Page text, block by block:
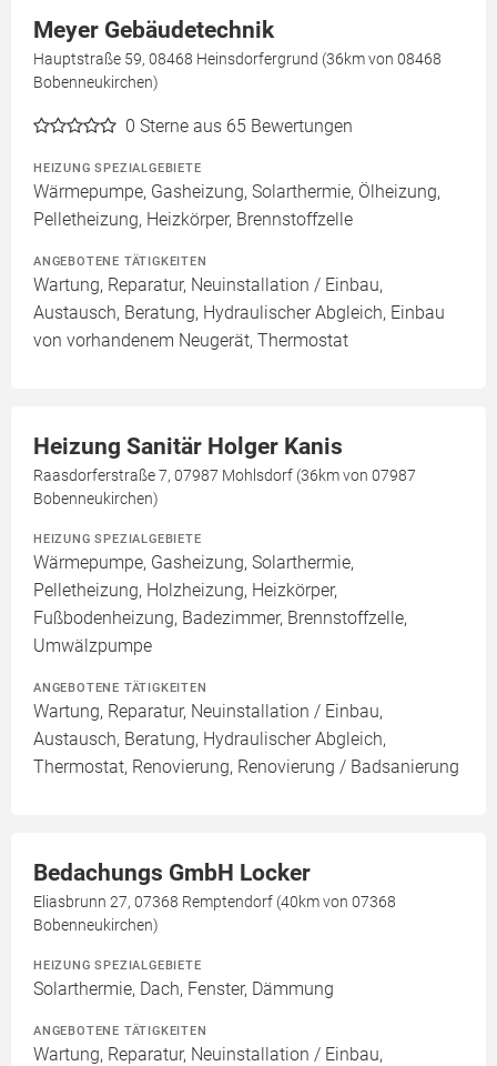
Meyer Gebäudetechnik
Hauptstraße 59, 08468 Heinsdorfergrund (36km von 08468
Bobenneukirchen)
0 Sterne aus 65 Bewertungen
HEIZUNG SPEZIALGEBIETE
Wärmepumpe, Gasheizung, Solarthermie, Ölheizung,
Pelletheizung, Heizkörper, Brennstoffzelle
ANGEBOTENE TÄTIGKEITEN
Wartung, Reparatur, Neuinstallation / Einbau,
Austausch, Beratung, Hydraulischer Abgleich, Einbau
von vorhandenem Neugerät, Thermostat
Heizung Sanitär Holger Kanis
Raasdorferstraße 7, 07987 Mohlsdorf (36km von 07987
Bobenneukirchen)
HEIZUNG SPEZIALGEBIETE
Wärmepumpe, Gasheizung, Solarthermie,
Pelletheizung, Holzheizung, Heizkörper,
Fußbodenheizung, Badezimmer, Brennstoffzelle,
Umwälzpumpe
ANGEBOTENE TÄTIGKEITEN
Wartung, Reparatur, Neuinstallation / Einbau,
Austausch, Beratung, Hydraulischer Abgleich,
Thermostat, Renovierung, Renovierung / Badsanierung
Bedachungs GmbH Locker
Eliasbrunn 27, 07368 Remptendorf (40km von 07368
Bobenneukirchen)
HEIZUNG SPEZIALGEBIETE
Solarthermie, Dach, Fenster, Dämmung
ANGEBOTENE TÄTIGKEITEN
Wartung, Reparatur, Neuinstallation / Einbau,